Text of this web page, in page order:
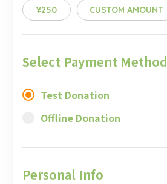
¥250 CUSTOM AMOUNT
Select Payment Method
Test Donation
Offline Donation
Personal Info